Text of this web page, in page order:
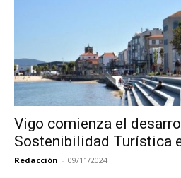
Vigo comienza el
Sostenibilidad Turística
Redacción - 09/11/2024